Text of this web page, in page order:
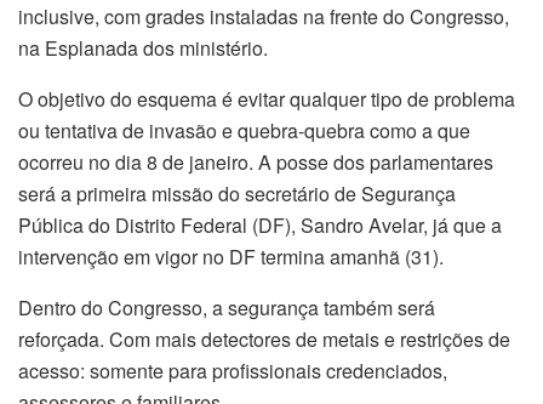
inclusive, com grades instaladas na frente do Congresso,
na Esplanada dos ministério.
O objetivo do esquema é evitar qualquer tipo de problema
ou tentativa de invasão e quebra-quebra como a que
ocorreu no dia 8 de janeiro. A posse dos parlamentares
será a primeira missão do secretário de Segurança
Pública do Distrito Federal (DF), Sandro Avelar, já que a
intervenção em vigor no DF termina amanhã (31).
Dentro do Congresso, a segurança também será
reforçada. Com mais detectores de metais e restrições de
acesso: somente para profissionais credenciados,